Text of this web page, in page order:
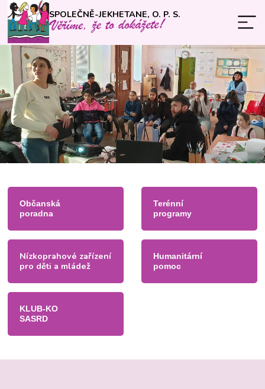
SPOLEČNĚ-JEKHETANE, O. P. S.
Občanská
poradna
Terénní
programy
Nízkoprahové zařízení
pro děti a mládež
Humanitární
pomoc
KLUB-KO
SASRD